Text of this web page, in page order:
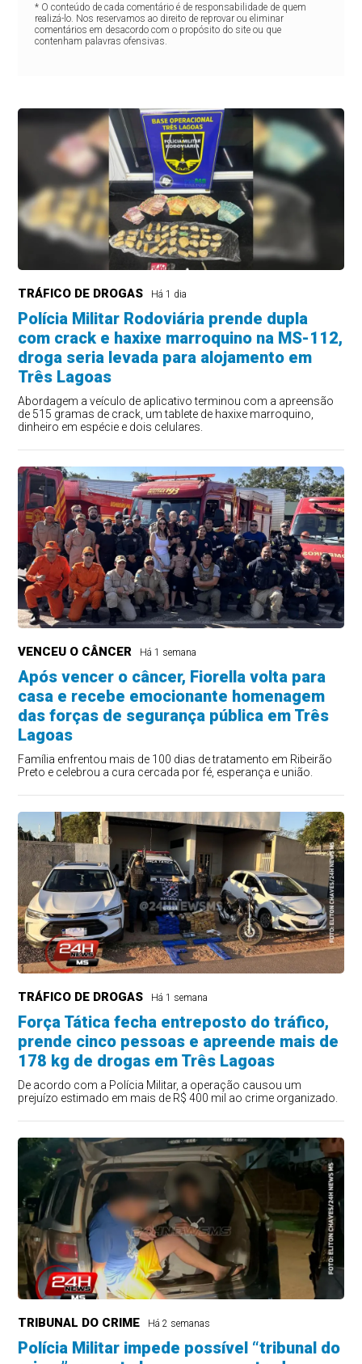
* O conteúdo de cada comentário é de responsabilidade de quem
realizá-lo. Nos reservamos ao direito de reprovar ou eliminar
comentários em desacordo com o propósito do site ou que
contenham palavras ofensivas.
TRÁFICO DE DROGAS Há 1 dia
Polícia Militar Rodoviária prende dupla
com crack e haxixe marroquino na MS-112,
droga seria levada para alojamento em
Três Lagoas
Abordagem a veículo de aplicativo terminou com a apreensão
de 515 gramas de crack, um tablete de haxixe marroquino,
dinheiro em espécie e dois celulares.
VENCEU O CÂNCER Há 1 semana
Após vencer o câncer, Fiorella volta para
casa e recebe emocionante homenagem
das forças de segurança pública em Três
Lagoas
Família enfrentou mais de 100 dias de tratamento em Ribeirão
Preto e celebrou a cura cercada por fé, esperança e união.
TRÁFICO DE DROGAS Há 1 semana
Força Tática fecha entreposto do tráfico,
prende cinco pessoas e apreende mais de
178 kg de drogas em Três Lagoas
De acordo com a Polícia Militar, a operação causou um
prejuízo estimado em mais de R$ 400 mil ao crime organizado.
TRIBUNAL DO CRIME Há 2 semanas
Polícia Militar impede possível “tribunal do